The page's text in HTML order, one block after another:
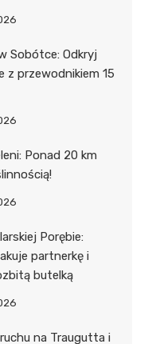
Sobótce: Odkryj
z przewodnikiem 15
Ponad 20 km
Porębie:
partnerkę i
butelką
na Traugutta i